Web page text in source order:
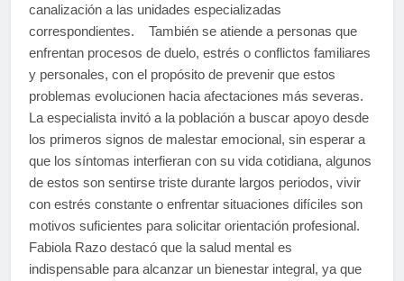
canalización a las unidades especializadas
correspondientes. También se atiende a personas que
enfrentan procesos de duelo, estrés o conflictos familiares
y personales, con el propósito de prevenir que estos
problemas evolucionen hacia afectaciones más severas.
La especialista invitó a la población a buscar apoyo desde
los primeros signos de malestar emocional, sin esperar a
que los síntomas interfieran con su vida cotidiana, algunos
de estos son sentirse triste durante largos periodos, vivir
con estrés constante o enfrentar situaciones difíciles son
motivos suficientes para solicitar orientación profesional.
Fabiola Razo destacó que la salud mental es
indispensable para alcanzar un bienestar integral, ya que